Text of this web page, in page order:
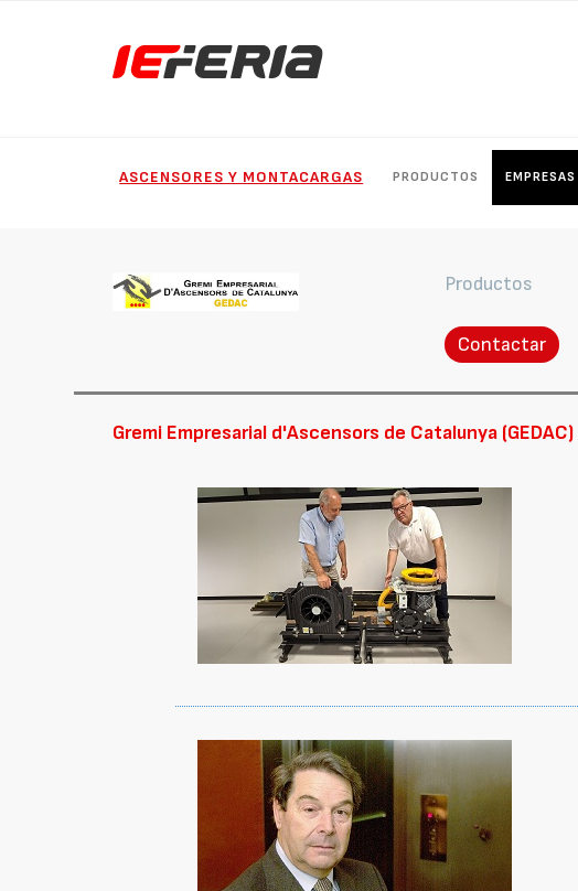
ASCENSORES Y MONTACARGAS PRODUCTOS EMPRESAS
Productos
Contactar
Gremi Empresarial d'Ascensors de Catalunya (GEDAC)